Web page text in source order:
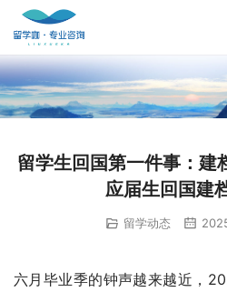
留学生回国第一件事：
应届生回国建
留学动态
六月毕业季的钟声越来越近，